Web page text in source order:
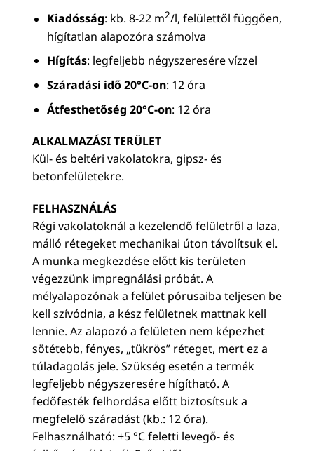
Kiadósság: kb. 8-22 m2/l, felülettől függően,
hígítatlan alapozóra számolva
Hígítás: legfeljebb négyszeresére vízzel
Száradási idő 20°C-on: 12 óra
Átfesthetőség 20°C-on: 12 óra
ALKALMAZÁSI TERÜLET
Kül- és beltéri vakolatokra, gipsz- és
betonfelületekre.
FELHASZNÁLÁS
Régi vakolatoknál a kezelendő felületről a laza,
málló rétegeket mechanikai úton távolítsuk el.
A munka megkezdése előtt kis területen
végezzünk impregnálási próbát. A
mélyalapozónak a felület pórusaiba teljesen be
kell szívódnia, a kész felületnek mattnak kell
lennie. Az alapozó a felületen nem képezhet
sötétebb, fényes, „tükrös” réteget, mert ez a
túladagolás jele. Szükség esetén a termék
legfeljebb négyszeresére hígítható. A
fedőfesték felhordása előtt biztosítsuk a
megfelelő száradást (kb.: 12 óra).
Felhasználható: +5 °C feletti levegő- és